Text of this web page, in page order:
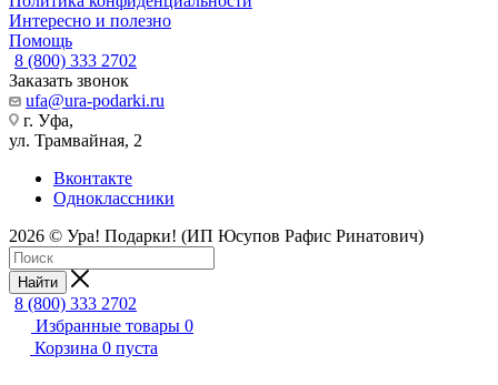
Интересно и полезно
Помощь
8 (800) 333 2702
Заказать звонок
ufa@ura-podarki.ru
г. Уфа,
ул. Трамвайная, 2
Вконтакте
Одноклассники
2026 © Ура! Подарки! (ИП Юсупов Рафис Ринатович)
Найти
8 (800) 333 2702
Избранные товары 0
Корзина 0 пуста